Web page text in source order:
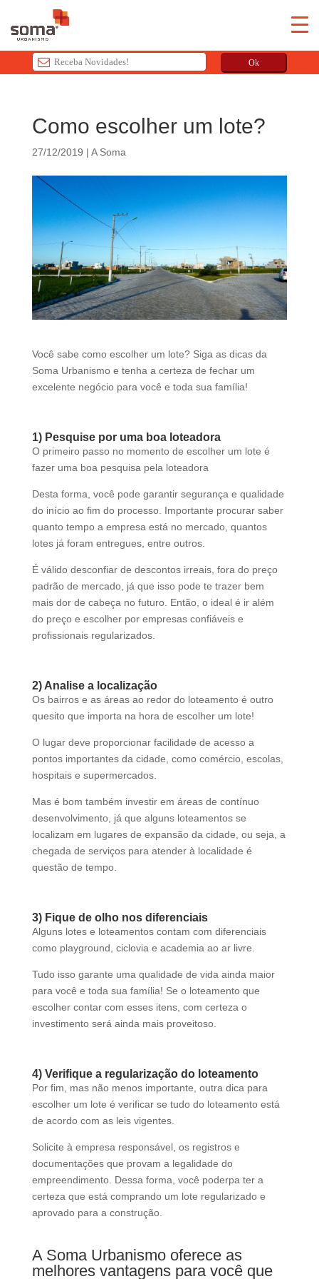
Ok
i
i
d
s
h
o
u
l
e
l
e
b
l
a
n
k
Como escolher um lote?
27/12/2019 | A Soma
Você sabe como escolher um lote? Siga as dicas da
Soma Urbanismo e tenha a certeza de fechar um
excelente negócio para você e toda sua família!
1) Pesquise por uma boa loteadora
O primeiro passo no momento de escolher um lote é
fazer uma boa pesquisa pela loteadora
Desta forma, você pode garantir segurança e qualidade
do início ao fim do processo. Importante procurar saber
quanto tempo a empresa está no mercado, quantos
lotes já foram entregues, entre outros.
É válido desconfiar de descontos irreais, fora do preço
padrão de mercado, já que isso pode te trazer bem
mais dor de cabeça no futuro. Então, o ideal é ir além
do preço e escolher por empresas confiáveis e
profissionais regularizados.
2) Analise a localização
Os bairros e as áreas ao redor do loteamento é outro
quesito que importa na hora de escolher um lote!
O lugar deve proporcionar facilidade de acesso a
pontos importantes da cidade, como comércio, escolas,
hospitais e supermercados.
Mas é bom também investir em áreas de contínuo
desenvolvimento, já que alguns loteamentos se
localizam em lugares de expansão da cidade, ou seja, a
chegada de serviços para atender à localidade é
questão de tempo.
3) Fique de olho nos diferenciais
Alguns lotes e loteamentos contam com diferenciais
como playground, ciclovia e academia ao ar livre.
Tudo isso garante uma qualidade de vida ainda maior
para você e toda sua família! Se o loteamento que
escolher contar com esses itens, com certeza o
investimento será ainda mais proveitoso.
4) Verifique a regularização do loteamento
Por fim, mas não menos importante, outra dica para
escolher um lote é verificar se tudo do loteamento está
de acordo com as leis vigentes.
Solicite à empresa responsável, os registros e
documentações que provam a legalidade do
empreendimento. Dessa forma, você poderpa ter a
certeza que está comprando um lote regularizado e
aprovado para a construção.
A Soma Urbanismo oferece as
melhores vantagens para você que